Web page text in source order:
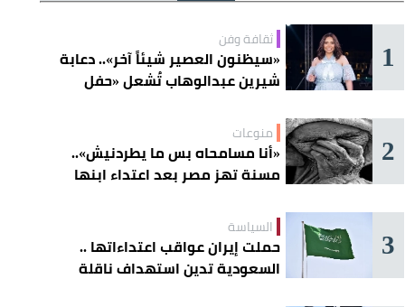
1 ثقافة وفن
«سيظنون العصير شيئاً آخر».. دعابة
شيرين عبدالوهاب تُشعل «حفل
2 منوعات
«أنا مسامحاه بس ما يطردنيش»..
مسنة تهز مصر بعد اعتداء ابنها
3 السياسة
حملت إيران عواقب اعتداءاتها ..
السعودية تدين استهداف ناقلة